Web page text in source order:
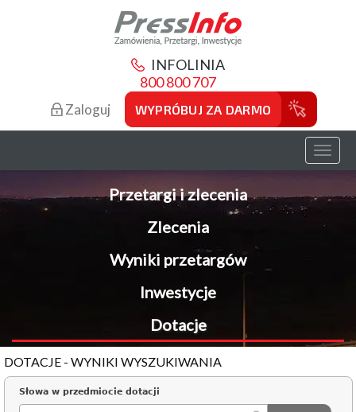
INFOLINIA
800 800 707
Zaloguj WYPRÓBUJ ZA DARMO
Toggle
Przetargi i zlecenia
Zlecenia
Wyniki przetargów
Inwestycje
Dotacje
DOTACJE - WYNIKI WYSZUKIWANIA
Słowa w przedmiocie dotacji